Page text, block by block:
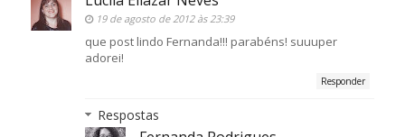
19 de agosto de 2012 às 23:39
que post lindo Fernanda!!! parabéns! suuuper
adorei!
Responder
Respostas